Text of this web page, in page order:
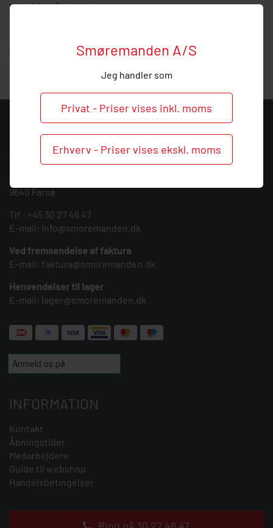
Smøremanden A/S
Jeg handler som
Privat - Priser vises inkl. moms
Erhverv - Priser vises ekskl. moms
I rustfrit stål
til denne mængdetop.
KONTAKT
Smøremanden A/S
CVR: 39683717
9640 Farsø
Tlf.: +45 30 27 46 47
E-mail: info@smoremanden.dk
Ved fremsendelse af faktura
E-mail: faktura@smoremanden.dk
Henvendelser til lager
E-mail: lager@smoremanden.dk
INFORMATION
Kontakt
Åbningstider
Medarbejdere
Guide til webshop
Handelsbetingelser